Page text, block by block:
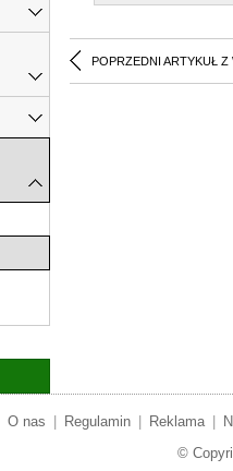
POPRZEDNI ARTYKUŁ Z
O nas Regulamin Reklama
©